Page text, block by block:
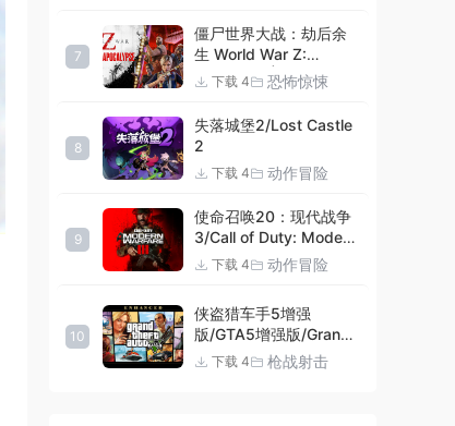
7
僵尸世界大战：劫后余
生 World War Z:
Aftermath |官方中文
09.27.24 v20240924
集成DLCs 赠多项修改器
+赠999等级.荣誉技能.
紫色荣誉头框.荣誉枪械
技能.解锁存档 解压即玩
下载 4 恐怖惊悚
8
失落城堡2/Lost Castle
2
下载 4 动作冒险
9
使命召唤20：现代战争
3/Call of Duty: Modern
Warfare III
下载 4 动作冒险
10
侠盗猎车手5增强
版/GTA5增强版/Grand
Theft Auto V
下载 4 枪战射击